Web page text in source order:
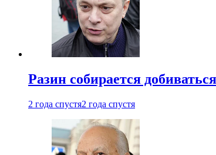
Разин собирается
2 года спустя2 года спустя